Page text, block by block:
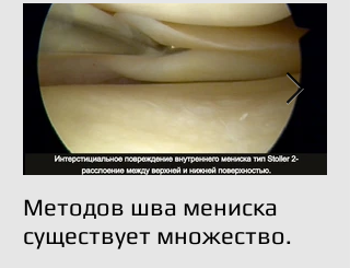
Методов шва мениска
существует множество.